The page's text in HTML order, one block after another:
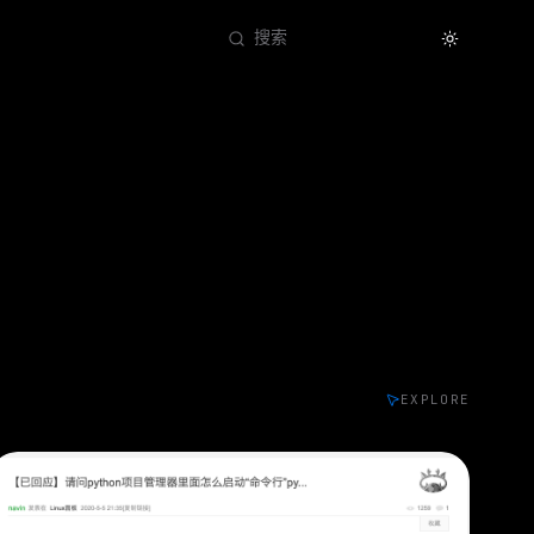
搜索
Theme
EXPLORE